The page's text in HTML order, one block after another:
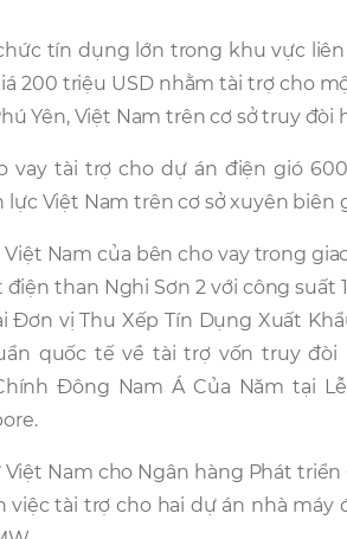
tín dụng lớn trong khu vực
200 triệu USD nhằm tài trợ cho
Yên, Việt Nam trên cơ sở truy đòi
vay tài trợ cho dự án điện gió
lực Việt Nam trên cơ sở xuyên biên
Nam của bên cho vay trong
điện than Nghi Sơn 2 với công suất
vị Thu Xếp Tín Dụng Xuất
quốc tế về tài trợ vốn truy đòi
Đông Nam Á Của Năm tại
Nam cho Ngân hàng Phát triển
việc tài trợ cho hai dự án nhà